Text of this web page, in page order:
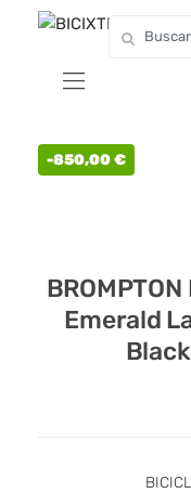
-850,00€
Emerald